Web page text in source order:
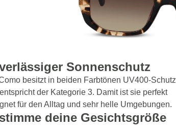
Sonnenschutz
besitzt in beiden Farbtönen UV400-Schutz
der Kategorie 3. Damit ist sie perfekt
für den Alltag und sehr helle Umgebungen.
deine Gesichtsgröße